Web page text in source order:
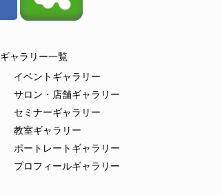
ギャラリー一覧
イベントギャラリー
サロン・店舗ギャラリー
セミナーギャラリー
教室ギャラリー
ポートレートギャラリー
プロフィールギャラリー